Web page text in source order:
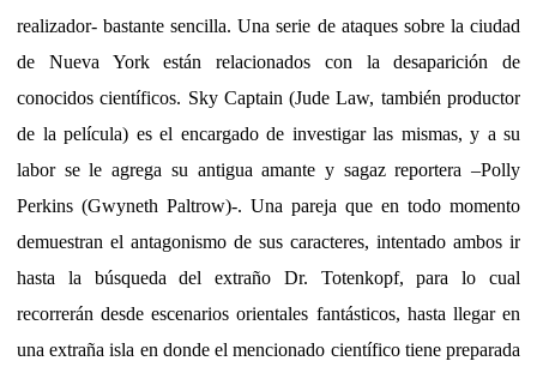
realizador- bastante sencilla. Una serie de ataques sobre la ciudad
de Nueva York están relacionados con la desaparición de
conocidos científicos. Sky Captain (Jude Law, también productor
de la película) es el encargado de investigar las mismas, y a su
labor se le agrega su antigua amante y sagaz reportera –Polly
Perkins (Gwyneth Paltrow)-. Una pareja que en todo momento
demuestran el antagonismo de sus caracteres, intentado ambos ir
hasta la búsqueda del extraño Dr. Totenkopf, para lo cual
recorrerán desde escenarios orientales fantásticos, hasta llegar en
una extraña isla en donde el mencionado científico tiene preparada